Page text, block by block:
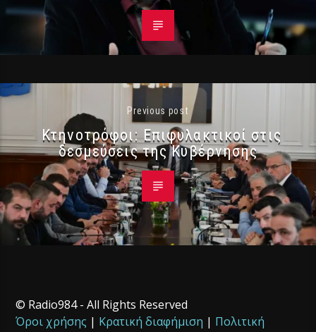
Previous post
Κτηνοτρόφοι: Επιφυλακτικοί στις
δεσμεύσεις της Κυβέρνησης
© Radio984 - All Rights Reserved
Όροι χρήσης | Κρατική διαφήμιση | Πολιτική